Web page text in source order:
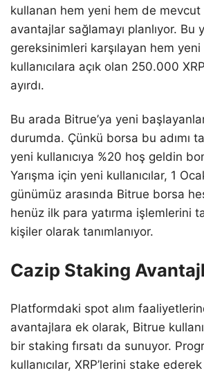
kullanan hem yeni hem de
avantajlar sağlamayı planlıyor. Bu
gereksinimleri karşılayan hem
kullanıcılara açık olan 250.000
ayırdı.
Bu arada Bitrue’ya yeni
durumda. Çünkü borsa bu adımı
yeni kullanıcıya %20 hoş geldin
Yarışma için yeni kullanıcılar, 1
günümüz arasında Bitrue borsa
henüz ilk para yatırma işlemlerini
kişiler olarak tanımlanıyor.
Cazip Staking
Platformdaki spot alım
avantajlara ek olarak, Bitrue
bir staking fırsatı da sunuyor.
kullanıcılar, XRP’lerini stake